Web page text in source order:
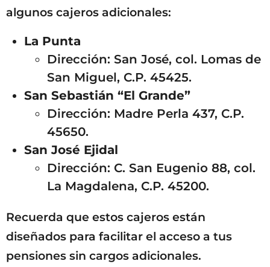
algunos cajeros adicionales:
La Punta
Dirección: San José, col. Lomas de
San Miguel, C.P. 45425.
San Sebastián “El Grande”
Dirección: Madre Perla 437, C.P.
45650.
San José Ejidal
Dirección: C. San Eugenio 88, col.
La Magdalena, C.P. 45200.
Recuerda que estos cajeros están
diseñados para facilitar el acceso a tus
pensiones sin cargos adicionales.